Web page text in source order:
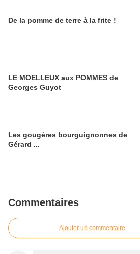
De la pomme de terre à la frite !
LE MOELLEUX aux POMMES de
Georges Guyot
Les gougères bourguignonnes de
Gérard ...
Commentaires
Ajouter un commentaire